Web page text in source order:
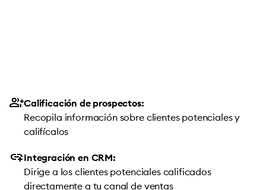
group_addCalificación de prospectos:
Recopila información sobre clientes potenciales y
califícalos
add_linkIntegración en CRM:
Dirige a los clientes potenciales calificados
directamente a tu canal de ventas